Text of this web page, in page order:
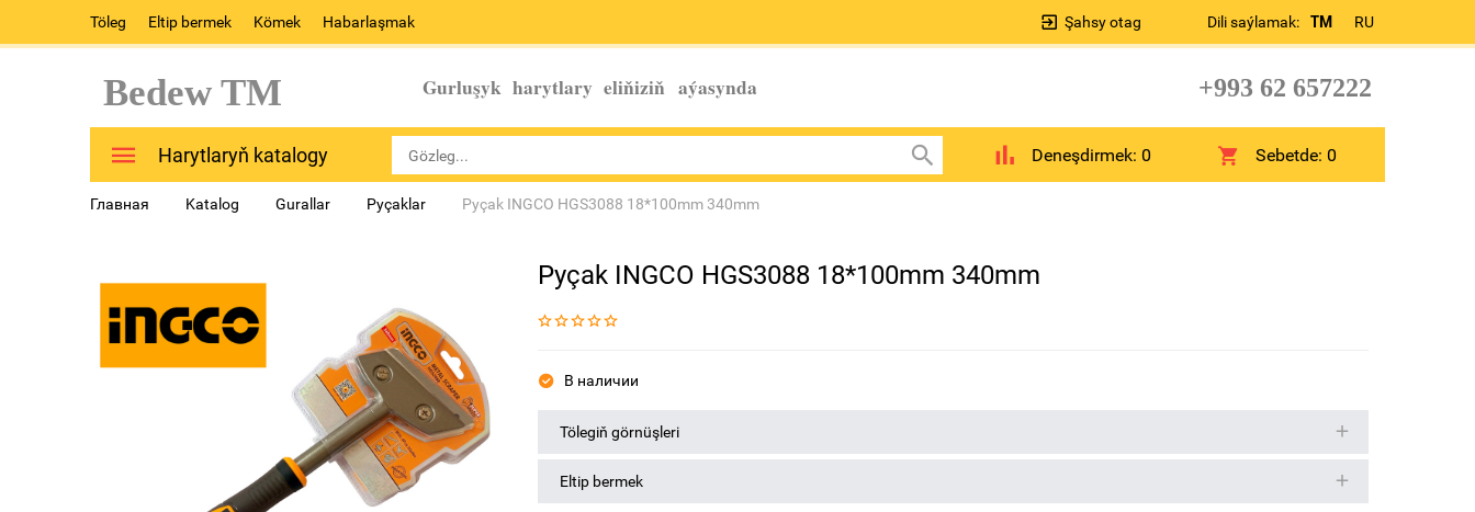
Töleg Eltip bermek Kömek Habarlaşmak Dili saýlamak: TM RU
Şahsy otag
Bedew TM Gurluşyk harytlary eliňiziň aýasynda +993 62 657222
Harytlaryň katalogy Deneşdirmek: 0 Sebetde:0
Главная Katalog Gurallar Pyçaklar Pyçak INGCO HGS3088 18*100mm 340mm
Pyçak INGCO HGS3088 18*100mm 340mm
В наличии
Tölegiň görnüşleri
Eltip bermek